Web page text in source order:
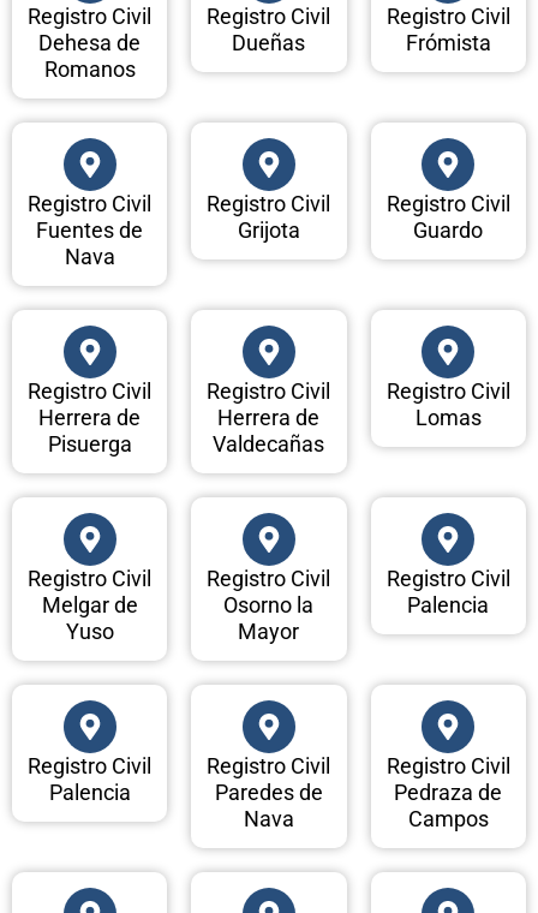
Registro Civil
Dehesa de
Romanos
Registro Civil
Dueñas
Registro Civil
Frómista
Registro Civil
Fuentes de
Nava
Registro Civil
Grijota
Registro Civil
Guardo
Registro Civil
Herrera de
Pisuerga
Registro Civil
Herrera de
Valdecañas
Registro Civil
Lomas
Registro Civil
Melgar de
Yuso
Registro Civil
Osorno la
Mayor
Registro Civil
Palencia
Registro Civil
Palencia
Registro Civil
Paredes de
Nava
Registro Civil
Pedraza de
Campos